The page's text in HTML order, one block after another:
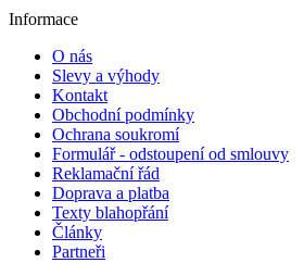
Informace
O nás
Slevy a výhody
Kontakt
Obchodní podmínky
Ochrana soukromí
Formulář - odstoupení od smlouvy
Reklamační řád
Doprava a platba
Texty blahopřání
Články
Partneři